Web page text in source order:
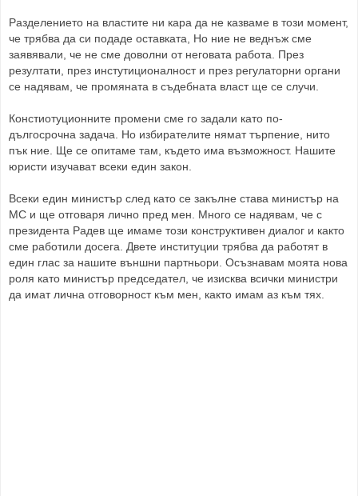
Разделението на властите ни кара да не казваме в този момент,
че трябва да си подаде оставката, Но ние не веднъж сме
заявявали, че не сме доволни от неговата работа. През
резултати, през инстутиционалност и през регулаторни органи
се надявам, че промяната в съдебната власт ще се случи.
Констиотуционните промени сме го задали като по-
дългосрочна задача. Но избирателите нямат търпение, нито
пък ние. Ще се опитаме там, където има възможност. Нашите
юристи изучават всеки един закон.
Всеки един министър след като се закълне става министър на
МС и ще отговаря лично пред мен. Много се надявам, че с
президента Радев ще имаме този конструктивен диалог и както
сме работили досега. Двете институции трябва да работят в
един глас за нашите външни партньори. Осъзнавам моята нова
роля като министър председател, че изисква всички министри
да имат лична отговорност към мен, както имам аз към тях.